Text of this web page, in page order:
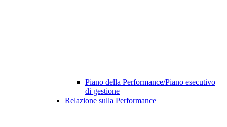
Piano della Performance/Piano esecutivo
di gestione
Relazione sulla Performance